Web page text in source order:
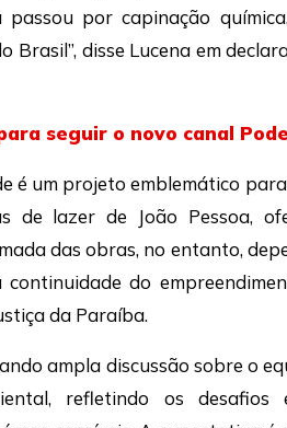
por capinação
Brasil”, disse Lucena em
seguir o novo canal
é um projeto emblemático
de lazer de João Pessoa,
das obras, no entanto,
do
da Paraíba.
ampla discussão sobre o
refletindo os